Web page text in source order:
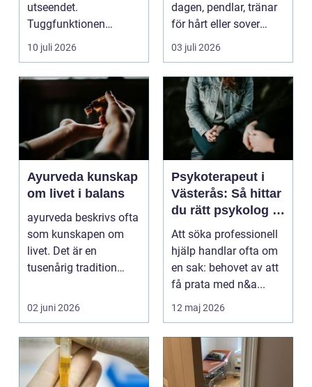
utseendet.
Tuggfunktionen
försämras, leendet
förändras och m...
10 juli 2026
dagen, pendlar, tränar
för hårt eller sover
dåligt. Axl...
03 juli 2026
Ayurveda kunskap
om livet i balans
ayurveda beskrivs ofta
som kunskapen om
livet. Det är en
tusenårig tradition
kropp,...
02 juni 2026
Psykoterapeut i
Västerås: Så hittar
du rätt psykolog i
Västerås för
samtal och terapi
Att söka professionell
hjälp handlar ofta om
en sak: behovet av att
få prata med n&a...
12 maj 2026